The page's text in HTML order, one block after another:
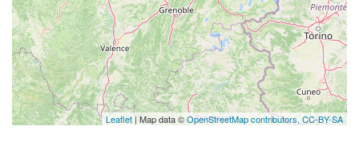
Leaflet | Map data ©OpenStreetMap contributors, CC-BY-SA